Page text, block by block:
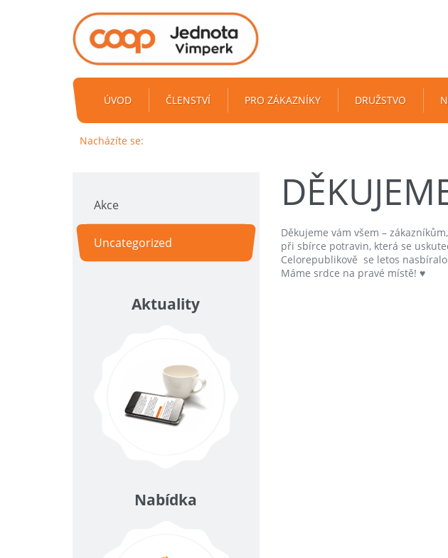
ÚVOD ČLENSTVÍ PRO ZÁKAZNÍKY DRUŽSTVO
Nacházíte se:
Děkujeme vám všem –
při sbírce potravin, která se
Celorepublikově se letos
Máme srdce na pravé místě! ♥
Akce
Uncategorized
Aktuality
Nabídka